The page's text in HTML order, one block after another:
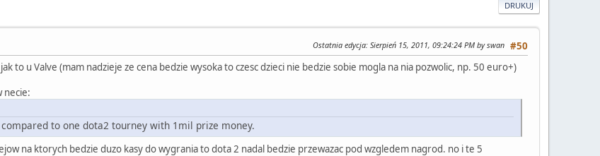
DRUKUJ
#50
Ostatnia edycja: Sierpień 15, 2011, 09:24:24 PM by swan
to u Valve (mam nadzieje ze cena bedzie wysoka to czesc dzieci nie bedzie sobie mogla na nia pozwolic, np. 50 euro+)
necie:
to one dota2 tourney with 1mil prize money.
na ktorych bedzie duzo kasy do wygrania to dota 2 nadal bedzie przewazac pod wzgledem nagrod. no i te 5